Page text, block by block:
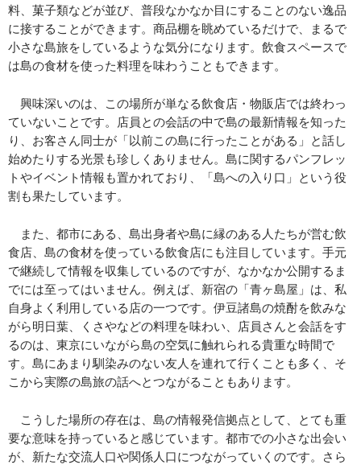
料、菓子類などが並び、普段なかなか目にすることのない逸品
に接することができます。商品棚を眺めているだけで、まるで
小さな島旅をしているような気分になります。飲食スペースで
は島の食材を使った料理を味わうこともできます。
興味深いのは、この場所が単なる飲食店・物販店では終わっ
ていないことです。店員との会話の中で島の最新情報を知った
り、お客さん同士が「以前この島に行ったことがある」と話し
始めたりする光景も珍しくありません。島に関するパンフレッ
トやイベント情報も置かれており、「島への入り口」という役
割も果たしています。
また、都市にある、島出身者や島に縁のある人たちが営む飲
食店、島の食材を使っている飲食店にも注目しています。手元
で継続して情報を収集しているのですが、なかなか公開するま
でには至ってはいません。例えば、新宿の「青ヶ島屋」は、私
自身よく利用している店の一つです。伊豆諸島の焼酎を飲みな
がら明日葉、くさやなどの料理を味わい、店員さんと会話をす
るのは、東京にいながら島の空気に触れられる貴重な時間で
す。島にあまり馴染みのない友人を連れて行くことも多く、そ
こから実際の島旅の話へとつながることもあります。
こうした場所の存在は、島の情報発信拠点として、とても重
要な意味を持っていると感じています。都市での小さな出会い
が、新たな交流人口や関係人口につながっていくのです。さら